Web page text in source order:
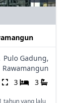
Pulo Gadung,
Rawamangun
3 3
tahun yang lalu